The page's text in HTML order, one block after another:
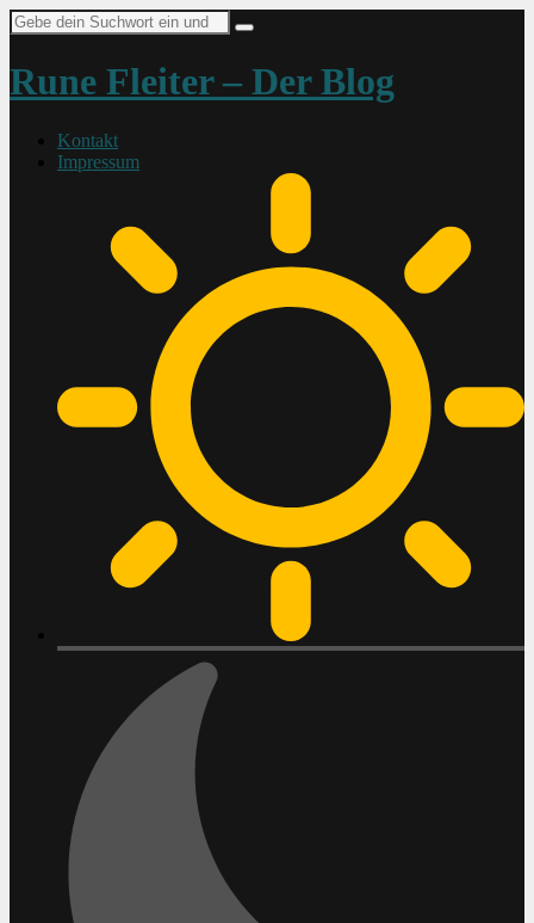
Suche
nach:
Rune Fleiter – Der Blog
Kontakt
Impressum